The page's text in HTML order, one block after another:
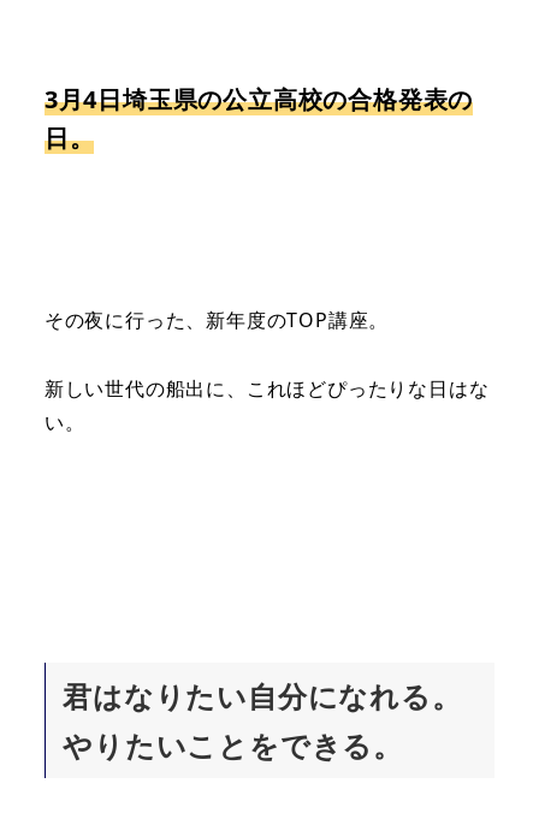
3月4日埼玉県の公立高校の合格発表の
日。
その夜に行った、新年度のTOP講座。
新しい世代の船出に、これほどぴったりな日はな
い。
君はなりたい自分になれる。
やりたいことをできる。